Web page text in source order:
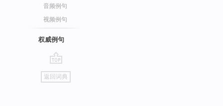
音频例句
视频例句
权威例句
go
top
返回词典